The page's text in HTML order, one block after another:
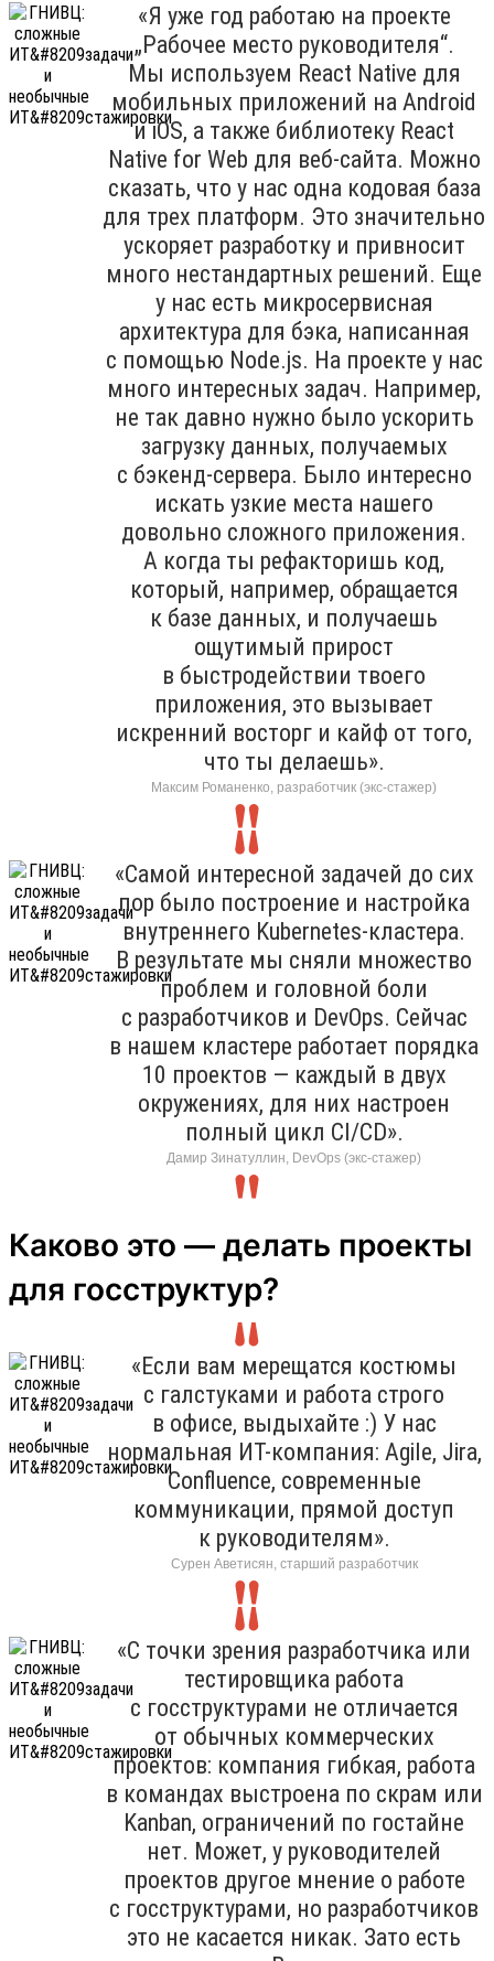
«Я уже год работаю на проекте
„Рабочее место руководителя“.
Мы используем React Native для
мобильных приложений на Android
и iOS, а также библиотеку React
Native for Web для веб-сайта. Можно
сказать, что у нас одна кодовая база
для трех платформ. Это значительно
ускоряет разработку и привносит
много нестандартных решений. Еще
у нас есть микросервисная
архитектура для бэка, написанная
с помощью Node.js. На проекте у нас
много интересных задач. Например,
не так давно нужно было ускорить
загрузку данных, получаемых
с бэкенд-сервера. Было интересно
искать узкие места нашего
довольно сложного приложения.
А когда ты рефакторишь код,
который, например, обращается
к базе данных, и получаешь
ощутимый прирост
в быстродействии твоего
приложения, это вызывает
искренний восторг и кайф от того,
что ты делаешь».
Максим Романенко, разработчик (экс-стажер)
«Самой интересной задачей до сих
пор было построение и настройка
внутреннего Kubernetes-кластера.
В результате мы сняли множество
проблем и головной боли
с разработчиков и DevOps. Сейчас
в нашем кластере работает порядка
10 проектов — каждый в двух
окружениях, для них настроен
полный цикл CI/CD».
Дамир Зинатуллин, DevOps (экс-стажер)
Каково это — делать проекты
для госструктур?
«Если вам мерещатся костюмы
с галстуками и работа строго
в офисе, выдыхайте :) У нас
нормальная ИТ-компания: Agile, Jira,
Confluence, современные
коммуникации, прямой доступ
к руководителям».
Сурен Аветисян, старший разработчик
«С точки зрения разработчика или
тестировщика работа
с госструктурами не отличается
от обычных коммерческих
проектов: компания гибкая, работа
в командах выстроена по скрам или
Kanban, ограничений по гостайне
нет. Может, у руководителей
проектов другое мнение о работе
с госструктурами, но разработчиков
это не касается никак. Зато есть